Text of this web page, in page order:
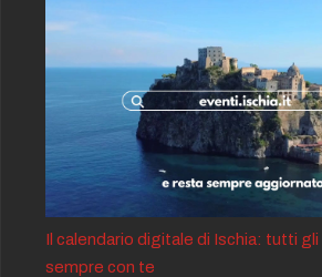
Il calendario digitale di Ischia: tutti gli
sempre con te